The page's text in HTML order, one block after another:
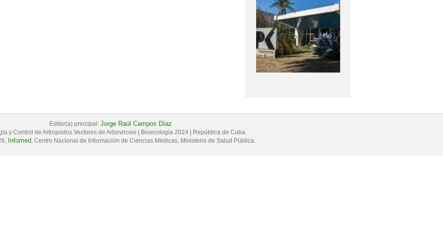
Editor(a) principal: Jorge Raúl Campos Díaz
y Control de Artropodos Vectores de Arbovirosis| Bioecología 2024|
República de Cuba.
Infomed, Centro Nacional de Información de Ciencias Médicas, Ministerio de Salud Pública.